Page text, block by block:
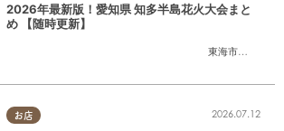
東海市
,大府市
2026年最新版！愛知県 知多半島花火大会まと
め 【随時更新】
お店 2026.07.12